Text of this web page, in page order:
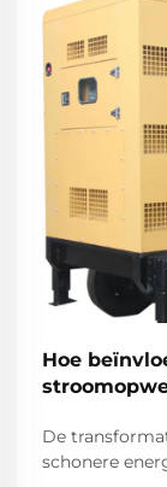
Hoe
De
schonere